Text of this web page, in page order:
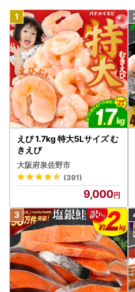
えび 1.7kg 特大5Lサイズ む
きえび
大阪府泉佐野市
(391)
9,000